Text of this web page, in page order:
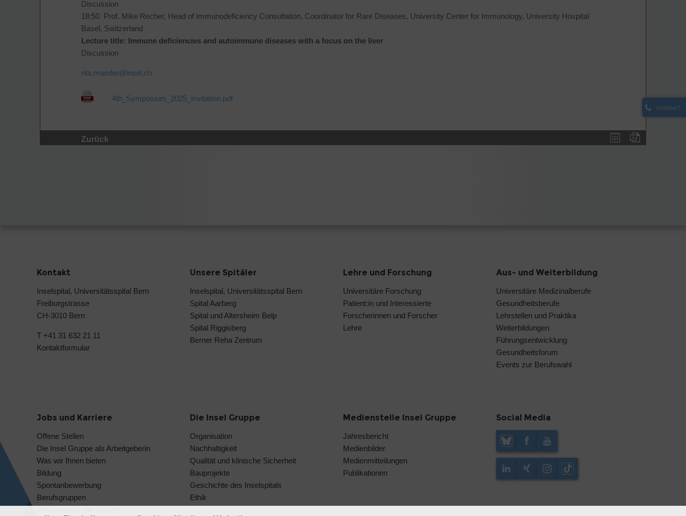
KONTAKT
Discussion
18:50 Prof. Mike Recher, Head of Immunodeficiency Consultation, Coordinator for Rare Diseases, University Center for Immunology, University Hospital
Basel, Switzerland
Lecture title: Immune deficiencies and autoimmune diseases with a focus on the liver
Discussion
rita.maeder@insel.ch
4th_Symposium_2025_Invitation.pdf
Zurück
Kontakt
Inselspital, Universitätsspital Bern
Freiburgstrasse
CH-3010 Bern
T +41 31 632 21 11
Kontaktformular
Unsere Spitäler
Inselspital, Universitätsspital Bern
Spital Aarberg
Spital und Altersheim Belp
Spital Riggisberg
Berner Reha Zentrum
Lehre und Forschung
Universitäre Forschung
Patient:in und Interessierte
Forscherinnen und Forscher
Lehre
Aus- und Weiterbildung
Universitäre Medizinalberufe
Gesundheitsberufe
Lehrstellen und Praktika
Weiterbildungen
Führungsentwicklung
Gesundheitsforum
Events zur Berufswahl
Jobs und Karriere
Offene Stellen
Die Insel Gruppe als Arbeitgeberin
Was wir Ihnen bieten
Bildung
Spontanbewerbung
Berufsgruppen
Die Insel Gruppe
Organisation
Nachhaltigkeit
Qualität und klinische Sicherheit
Bauprojekte
Geschichte des Inselspitals
Ethik
Medienstelle Insel Gruppe
Jahresbericht
Medienbilder
Medienmitteilungen
Publikationen
Social Media